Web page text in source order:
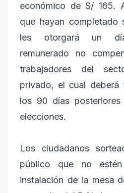
económico de S/ 165.
que hayan completado
les otorgará un
remunerado no
trabajadores del
privado, el cual deberá
los 90 días
elecciones.
Los ciudadanos
público que no
instalación de la mesa